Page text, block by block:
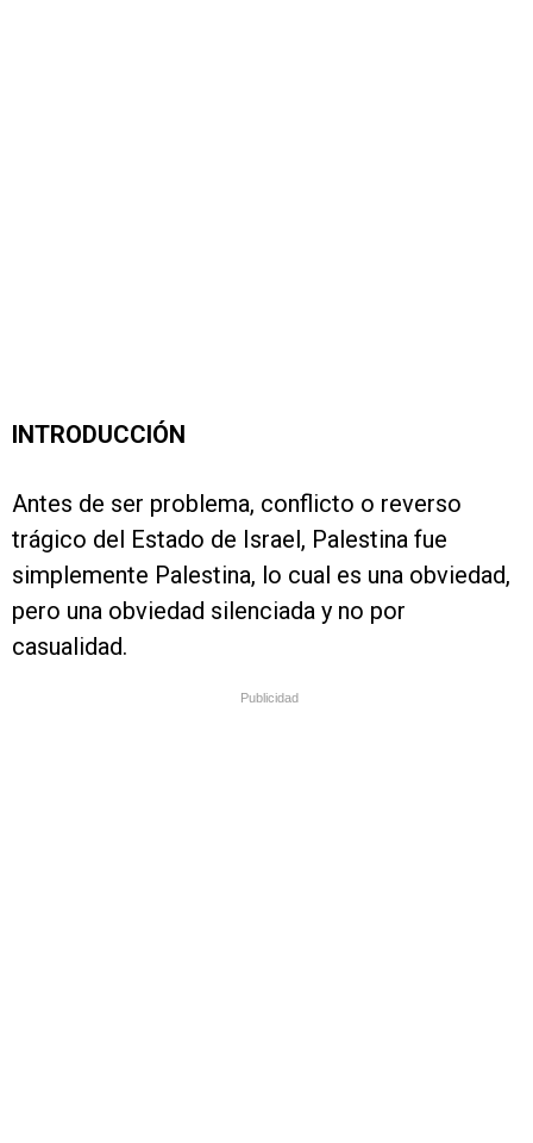
INTRODUCCIÓN
Antes de ser problema, conflicto o reverso
trágico del Estado de Israel, Palestina fue
simplemente Palestina, lo cual es una obviedad,
pero una obviedad silenciada y no por
casualidad.
Publicidad